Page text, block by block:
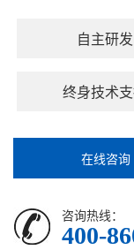
自主研发
终身技术
在线咨询
咨询热线：
400-